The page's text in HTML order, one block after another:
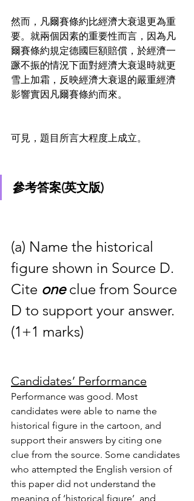
然而，凡爾賽條約比經濟大衰退更為重
要。就兩個因素的重要性而言，因為凡
爾賽條約規定德國巨額賠償，於經濟一
蹶不振的情況下面對經濟大衰退時就更
雪上加霜，反映經濟大衰退的嚴重經濟
影響實因凡爾賽條約而來。
可見，題目所言大程度上成立。
參考答案(英文版)
(a) Name the historical
figure shown in Source D.
Cite one clue from Source
D to support your answer.
(1+1 marks)
Candidates’ Performance
Performance was good. Most
candidates were able to name the
historical figure in the cartoon, and
support their answers by citing one
clue from the source. Some candidates
who attempted the English version of
this paper did not understand the
meaning of ‘historical figure’, and